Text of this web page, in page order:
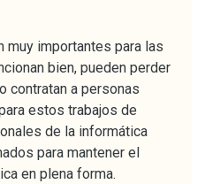
muy importantes para las
bien, pueden perder
contratan a personas
estos trabajos de
de la informática
para mantener el
en plena forma.